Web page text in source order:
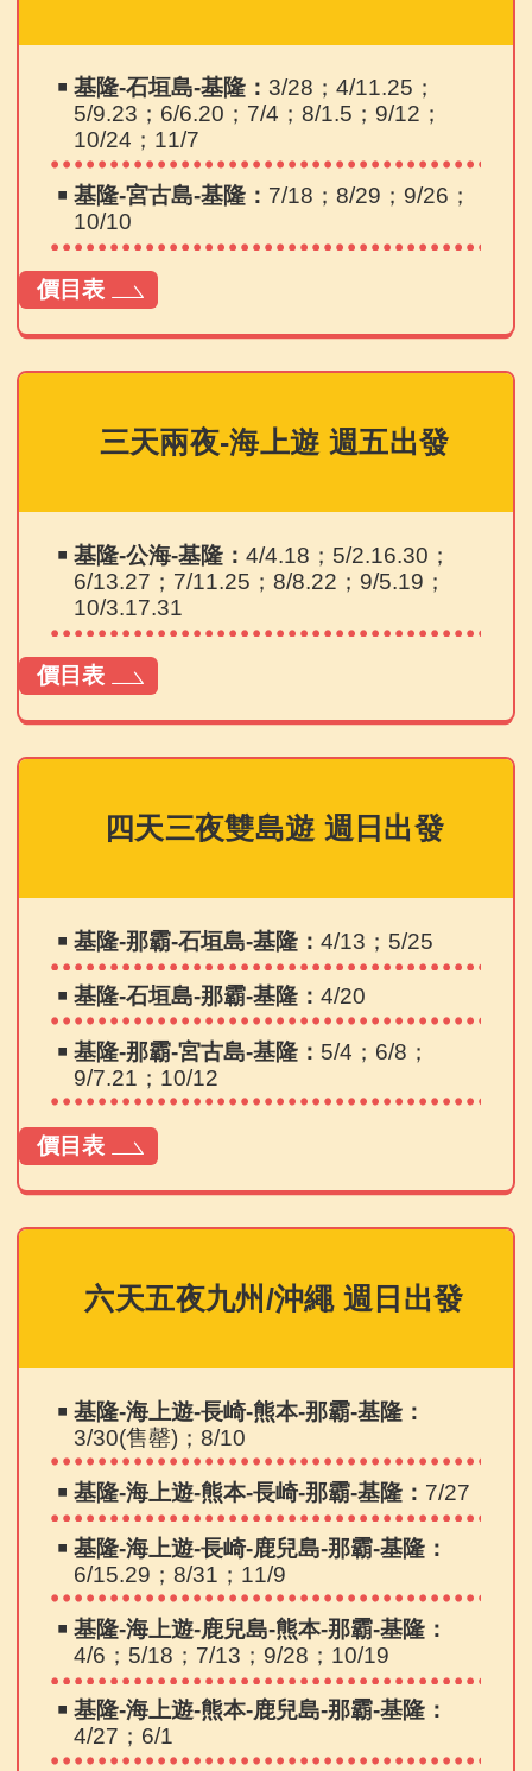
￭ 基隆-石垣島-基隆：3/28；4/11.25；
5/9.23；6/6.20；7/4；8/1.5；9/12；
10/24；11/7
￭ 基隆-宮古島-基隆： 7/18；8/29；9/26；
10/10
價目表
三天兩夜-海上遊 週五出發
￭ 基隆-公海-基隆：4/4.18；5/2.16.30；
6/13.27；7/11.25；8/8.22；9/5.19；
10/3.17.31
價目表
四天三夜雙島遊 週日出發
￭ 基隆-那霸-石垣島-基隆：4/13；5/25
￭ 基隆-石垣島-那霸-基隆：4/20
￭ 基隆-那霸-宮古島-基隆： 5/4；6/8；
9/7.21；10/12
價目表
六天五夜九州/沖繩 週日出發
￭ 基隆-海上遊-長崎-熊本-那霸-基隆：
3/30(售罄)；8/10
￭ 基隆-海上遊-熊本-長崎-那霸-基隆： 7/27
￭ 基隆-海上遊-長崎-鹿兒島-那霸-基隆：
6/15.29；8/31；11/9
￭ 基隆-海上遊-鹿兒島-熊本-那霸-基隆：
4/6；5/18；7/13；9/28；10/19
￭ 基隆-海上遊-熊本-鹿兒島-那霸-基隆：
4/27；6/1